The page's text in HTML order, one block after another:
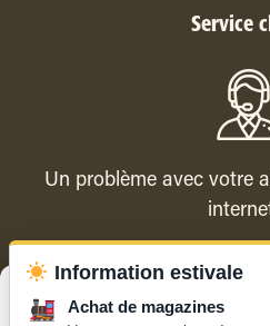
Service
Un problème avec votre
Contacter le
Information estivale
Achat de magazines